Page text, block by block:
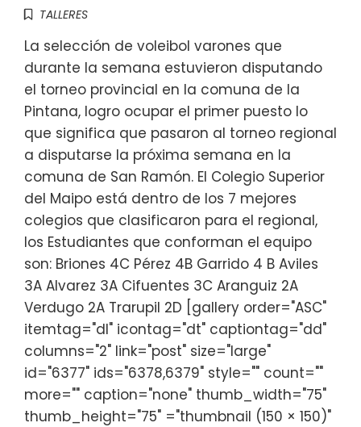
TALLERES
La selección de voleibol varones que
durante la semana estuvieron disputando
el torneo provincial en la comuna de la
Pintana, logro ocupar el primer puesto lo
que significa que pasaron al torneo regional
a disputarse la próxima semana en la
comuna de San Ramón. El Colegio Superior
del Maipo está dentro de los 7 mejores
colegios que clasificaron para el regional,
los Estudiantes que conforman el equipo
son: Briones 4C Pérez 4B Garrido 4 B Aviles
3A Alvarez 3A Cifuentes 3C Aranguiz 2A
Verdugo 2A Trarupil 2D [gallery order="ASC"
itemtag="dl" icontag="dt" captiontag="dd"
columns="2" link="post" size="large"
id="6377" ids="6378,6379" style="" count=""
more="" caption="none" thumb_width="75"
thumb_height="75" ="thumbnail (150 × 150)"